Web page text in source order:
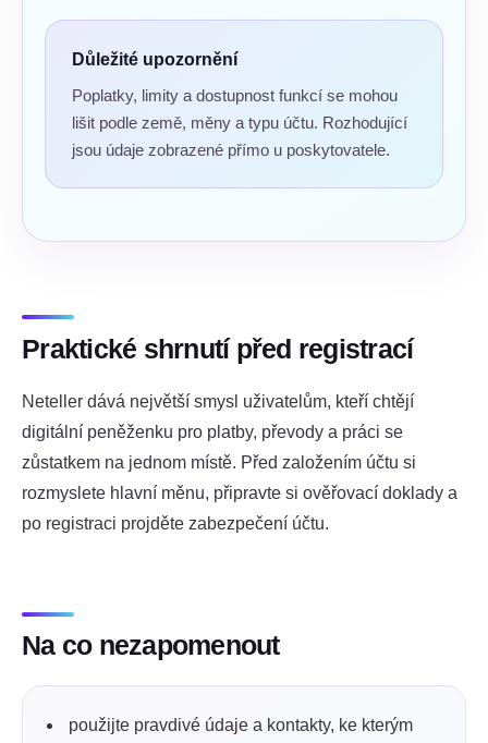
Důležité upozornění
Poplatky, limity a dostupnost funkcí se mohou
lišit podle země, měny a typu účtu. Rozhodující
jsou údaje zobrazené přímo u poskytovatele.
Praktické shrnutí před registrací
Neteller dává největší smysl uživatelům, kteří chtějí
digitální peněženku pro platby, převody a práci se
zůstatkem na jednom místě. Před založením účtu si
rozmyslete hlavní měnu, připravte si ověřovací doklady a
po registraci projděte zabezpečení účtu.
Na co nezapomenout
použijte pravdivé údaje a kontakty, ke kterým